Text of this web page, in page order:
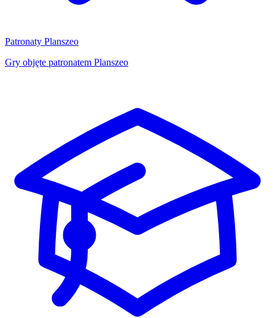
Patronaty Planszeo
Gry objęte patronatem Planszeo